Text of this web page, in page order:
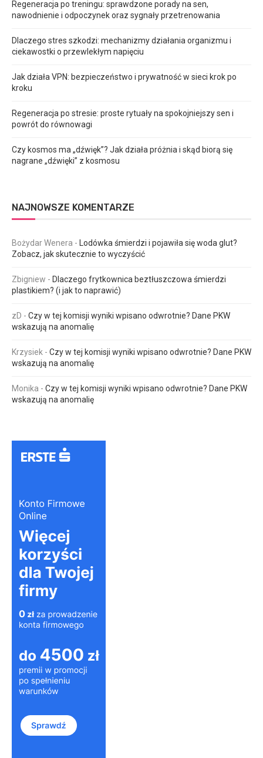
Regeneracja po treningu: sprawdzone porady na sen,
nawodnienie i odpoczynek oraz sygnały przetrenowania
Dlaczego stres szkodzi: mechanizmy działania organizmu i
ciekawostki o przewlekłym napięciu
Jak działa VPN: bezpieczeństwo i prywatność w sieci krok po
kroku
Regeneracja po stresie: proste rytuały na spokojniejszy sen i
powrót do równowagi
Czy kosmos ma „dźwięk”? Jak działa próżnia i skąd biorą się
nagrane „dźwięki” z kosmosu
NAJNOWSZE KOMENTARZE
Bożydar Wenera -
Lodówka śmierdzi i pojawiła się woda glut?
Zobacz, jak skutecznie to wyczyścić
Zbigniew - Dlaczego frytkownica beztłuszczowa śmierdzi
plastikiem? (i jak to naprawić)
zD - Czy w tej komisji wyniki wpisano odwrotnie? Dane PKW
wskazują na anomalię
Krzysiek - Czy w tej komisji wyniki wpisano odwrotnie? Dane PKW
wskazują na anomalię
Monika - Czy w tej komisji wyniki wpisano odwrotnie? Dane PKW
wskazują na anomalię